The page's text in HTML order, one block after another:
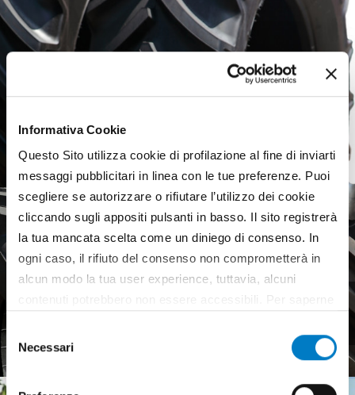
Informativa Cookie
Questo Sito utilizza cookie di profilazione al fine di inviarti
messaggi pubblicitari in linea con le tue preferenze. Puoi
scegliere se autorizzare o rifiutare l’utilizzo dei cookie
cliccando sugli appositi pulsanti in basso. Il sito registrerà
la tua mancata scelta come un diniego di consenso. In
ogni caso, il rifiuto del consenso non comprometterà in
alcun modo la tua user experience, tuttavia, alcuni
contenuti potrebbero non essere accessibili. Per saperne
all’utilizzo di tutti, o solamente di alcuni di essi, ti
Selezione
del
consenso
Necessari
Agricultural tyres, a weak